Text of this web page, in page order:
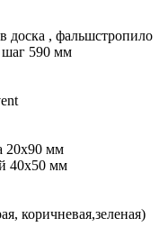
доска , фальшстропило
шаг 590 мм
20х90 мм
40х50 мм
коричневая,зеленая)